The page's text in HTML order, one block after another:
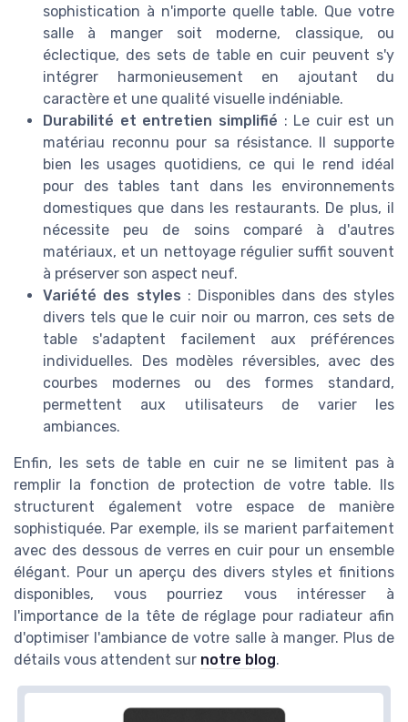
sophistication à n'importe quelle table. Que votre
salle à manger soit moderne, classique, ou
éclectique, des sets de table en cuir peuvent s'y
intégrer harmonieusement en ajoutant du
caractère et une qualité visuelle indéniable.
Durabilité et entretien simplifié : Le cuir est un
matériau reconnu pour sa résistance. Il supporte
bien les usages quotidiens, ce qui le rend idéal
pour des tables tant dans les environnements
domestiques que dans les restaurants. De plus, il
nécessite peu de soins comparé à d'autres
matériaux, et un nettoyage régulier suffit souvent
à préserver son aspect neuf.
Variété des styles : Disponibles dans des styles
divers tels que le cuir noir ou marron, ces sets de
table s'adaptent facilement aux préférences
individuelles. Des modèles réversibles, avec des
courbes modernes ou des formes standard,
permettent aux utilisateurs de varier les
ambiances.
Enfin, les sets de table en cuir ne se limitent pas à
remplir la fonction de protection de votre table. Ils
structurent également votre espace de manière
sophistiquée. Par exemple, ils se marient parfaitement
avec des dessous de verres en cuir pour un ensemble
élégant. Pour un aperçu des divers styles et finitions
disponibles, vous pourriez vous intéresser à
l'importance de la tête de réglage pour radiateur afin
d'optimiser l'ambiance de votre salle à manger. Plus de
détails vous attendent sur notre blog.